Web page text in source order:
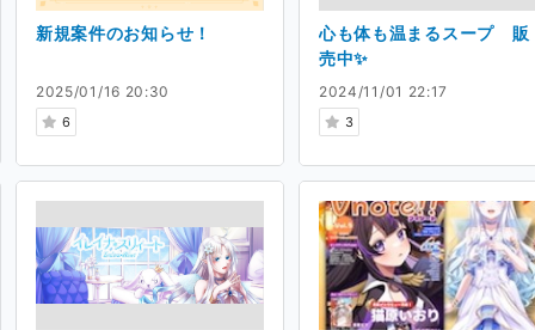
2025/01/16 20:30
6
新規案件のお知らせ！
2024/11/01 22:17
3
心も体も温まるスープ 販
売中✨